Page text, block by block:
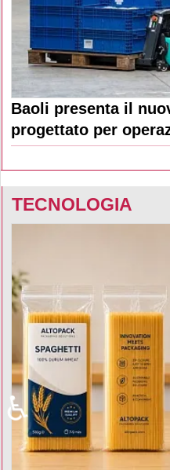
Baoli presenta il
progettato per
TECNOLOGIA